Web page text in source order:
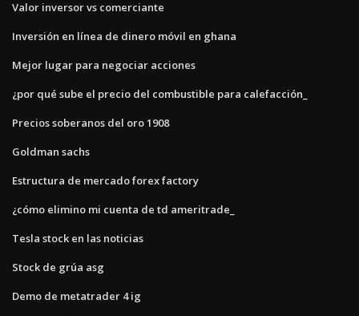
Valor inversor vs comerciante
Inversión en línea de dinero móvil en ghana
Mejor lugar para negociar acciones
¿por qué sube el precio del combustible para calefacción_
Precios soberanos del oro 1908
Goldman sachs
Estructura de mercado forex factory
¿cómo elimino mi cuenta de td ameritrade_
Tesla stock en las noticias
Stock de grúa asg
Demo de metatrader 4 ig